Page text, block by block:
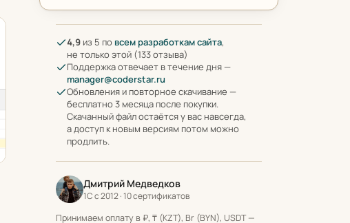
4,9 из 5 по всем разработкам сайта,
не только этой (133 отзыва)
Поддержка отвечает в течение дня —
manager@coderstar.ru
Обновления и повторное скачивание —
бесплатно 3 месяца после покупки.
Скачанный файл остаётся у вас навсегда,
а доступ к новым версиям потом можно
продлить.
Дмитрий Медведков
1С с 2012 · 10 сертификатов
Принимаем оплату в ₽, ₸ (KZT), Br (BYN), USDT —